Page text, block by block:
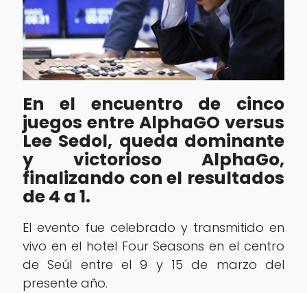
En el encuentro de cinco
juegos entre AlphaGO versus
Lee Sedol, queda dominante
y victorioso AlphaGo,
finalizando con el resultados
de 4 a 1.
El evento fue celebrado y transmitido en
vivo en el hotel Four Seasons en el centro
de Seúl entre el 9 y 15 de marzo del
presente año.